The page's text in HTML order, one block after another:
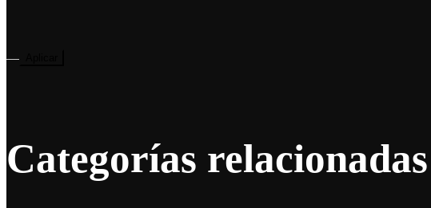
—
Categorías relacionadas